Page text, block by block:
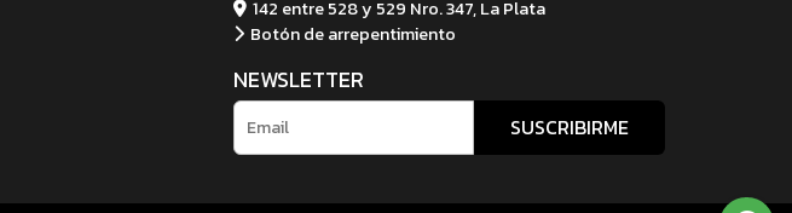
142 entre 528 y 529 Nro. 347, La Plata
Botón de arrepentimiento
NEWSLETTER
SUSCRIBIRME